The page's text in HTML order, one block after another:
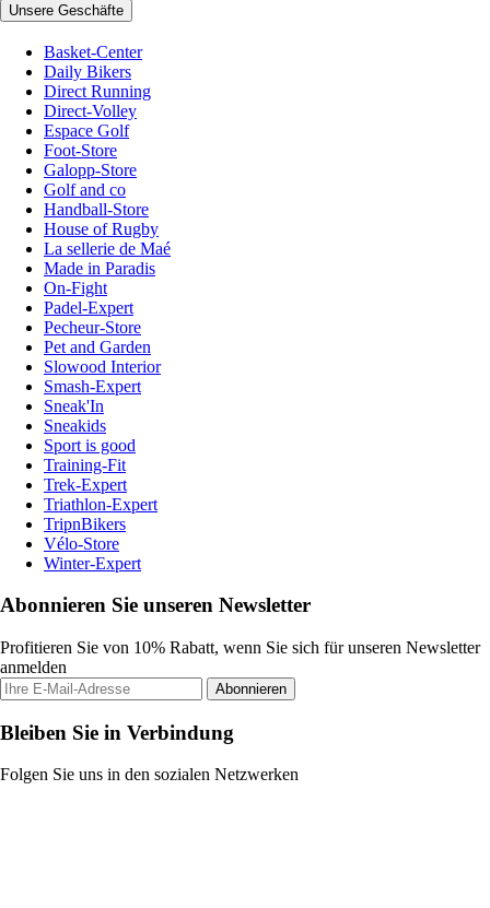
Unsere Geschäfte
Basket-Center
Daily Bikers
Direct Running
Direct-Volley
Espace Golf
Foot-Store
Galopp-Store
Golf and co
Handball-Store
House of Rugby
La sellerie de Maé
Made in Paradis
On-Fight
Padel-Expert
Pecheur-Store
Pet and Garden
Slowood Interior
Smash-Expert
Sneak'In
Sneakids
Sport is good
Training-Fit
Trek-Expert
Triathlon-Expert
TripnBikers
Vélo-Store
Winter-Expert
Abonnieren Sie unseren Newsletter
Profitieren Sie von 10% Rabatt, wenn Sie sich für unseren Newsletter
anmelden
Abonnieren
Bleiben Sie in Verbindung
Folgen Sie uns in den sozialen Netzwerken